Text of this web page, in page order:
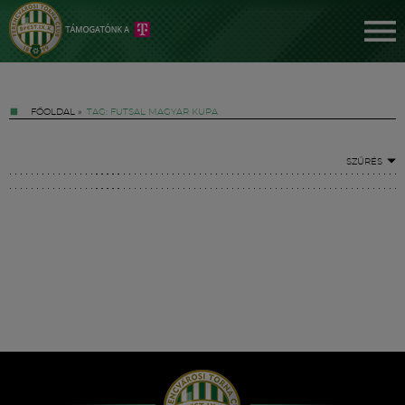
FŐOLDAL » TAG: FUTSAL MAGYAR KUPA
SZŰRÉS
Hírek